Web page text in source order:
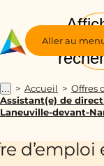
Aller au
la
... Accueil
Offres
Assistant(e) de
Laneuville-devant-